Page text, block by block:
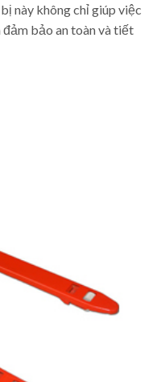
này không chỉ giúp việc
đảm bảo an toàn và tiết